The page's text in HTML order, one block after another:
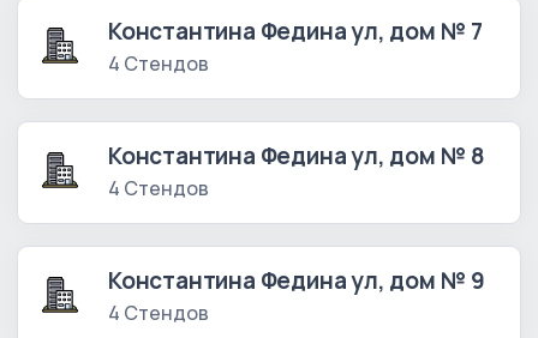
Константина Федина ул, дом № 7
4 Стендов
Константина Федина ул, дом № 8
4 Стендов
Константина Федина ул, дом № 9
4 Стендов